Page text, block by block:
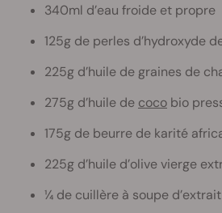
340ml d’eau froide et propre
125g de perles d’hydroxyde
225g d’huile de graines de
275g d’huile de coco bio
175g de beurre de karité
225g d’huile d’olive vierge
¼ de cuillère à soupe